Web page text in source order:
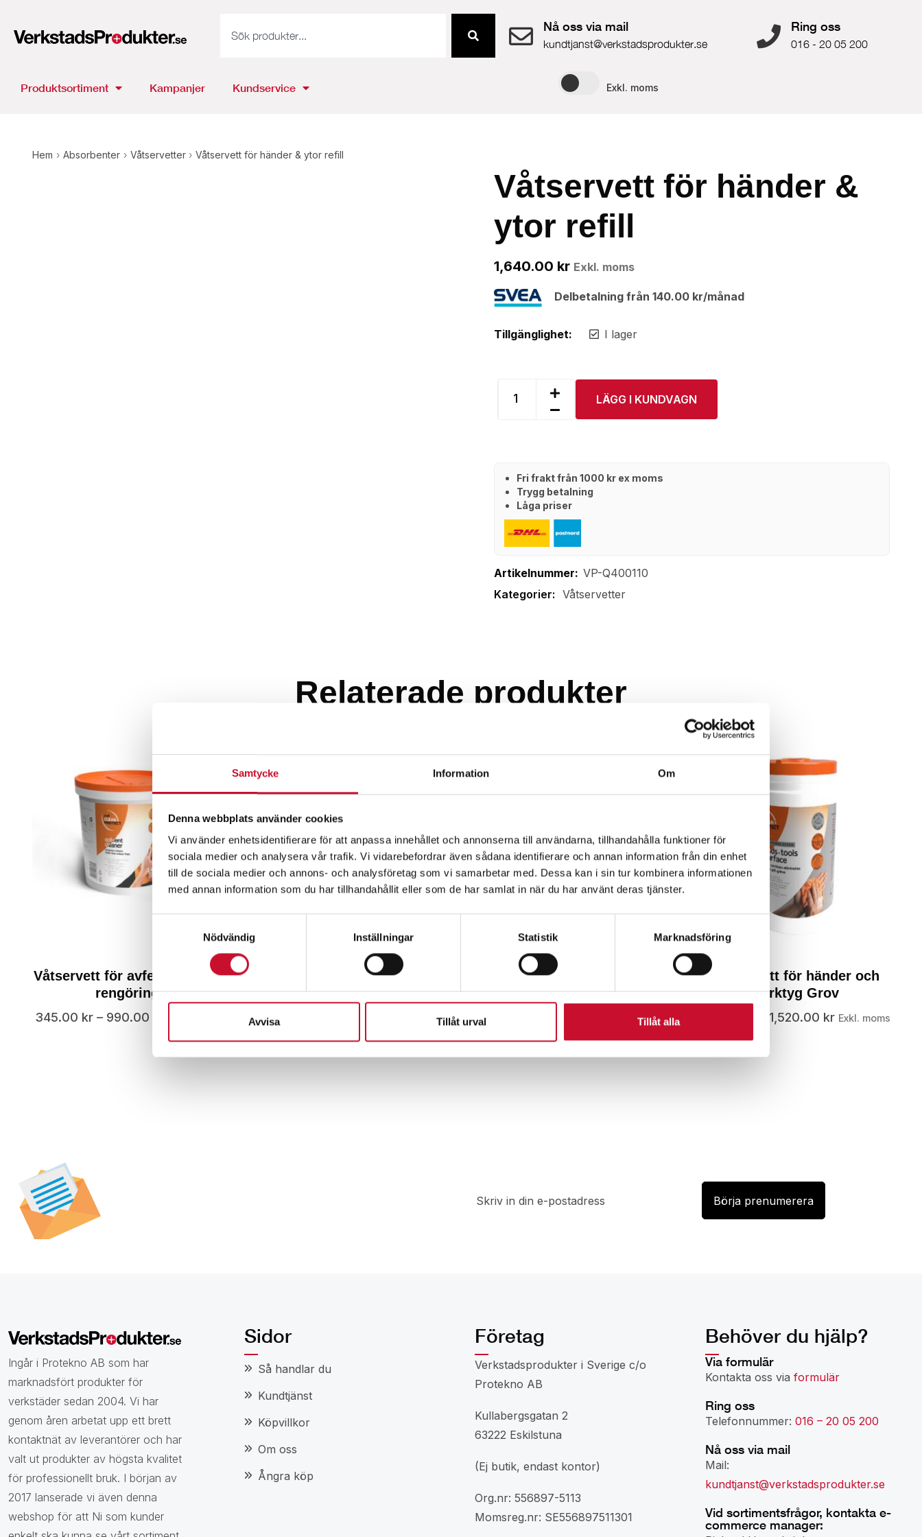
Samtycke Information Om
Denna webbplats använder cookies
Vi använder enhetsidentifierare för att anpassa innehållet och annonserna till användarna, tillhandahålla funktioner för
sociala medier och analysera vår trafik. Vi vidarebefordrar även sådana identifierare och annan information från din enhet
till de sociala medier och annons- och analysföretag som vi samarbetar med. Dessa kan i sin tur kombinera informationen
med annan information som du har tillhandahållit eller som de har samlat in när du har använt deras tjänster.
Nödvändig
Inställningar Statistik Marknadsföring
Avvisa Tillåt urval Tillåt alla
Nå oss via mail
kundtjanst@verkstadsprodukter.se
Ring oss
016 - 20 05 200
Produktsortiment Kampanjer Kundservice Exkl. moms
Hem › Absorbenter › Våtservetter › Våtservett för händer & ytor refill
Delbetalning från 140.00 kr/månad
1,640.00 kr Exkl. moms
Våtservett för händer &
ytor refill
Tillgänglighet: I lager
LÄGG I KUNDVAGN
Fri frakt från 1000 kr ex moms
Trygg betalning
Låga priser
Artikelnummer: VP-Q400110
Våtservetter
Relaterade produkter
Våtservett för avfettning och
rengöring
345.00 kr– 990.00
Våtservett för känsliga ytor
utan alkohol
115.00 Exkl. moms
Våtservett Power Scrub
152.00kr–659.00kr Exkl. moms
Våtservett för händer och
verktyg Grov
1,520.00 kr Exkl. moms
Ingår i Protekno AB som har
marknadsfört produkter för
verkstäder sedan 2004. Vi har
genom åren arbetat upp ett brett
kontaktnät av leverantörer och har
valt ut produkter av högsta kvalitet
för professionellt bruk. I början av
2017 lanserade vi även denna
webshop för att Ni som kunder
Sidor
Så handlar du
Kundtjänst
Köpvillkor
Om oss
Ångra köp
Företag
Verkstadsprodukter i Sverige c/o
Protekno AB
Kullabergsgatan 2
63222 Eskilstuna
(Ej butik, endast kontor)
Org.nr: 556897-5113
Momsreg.nr: SE556897511301
Behöver du hjälp?
Via formulär
Kontakta oss via formulär
Ring oss
Telefonnummer: 016 – 20 05 200
Nå oss via mail
Mail:
kundtjanst@verkstadsprodukter.se
Vid sortimentsfrågor, kontakta e-
commerce manager: